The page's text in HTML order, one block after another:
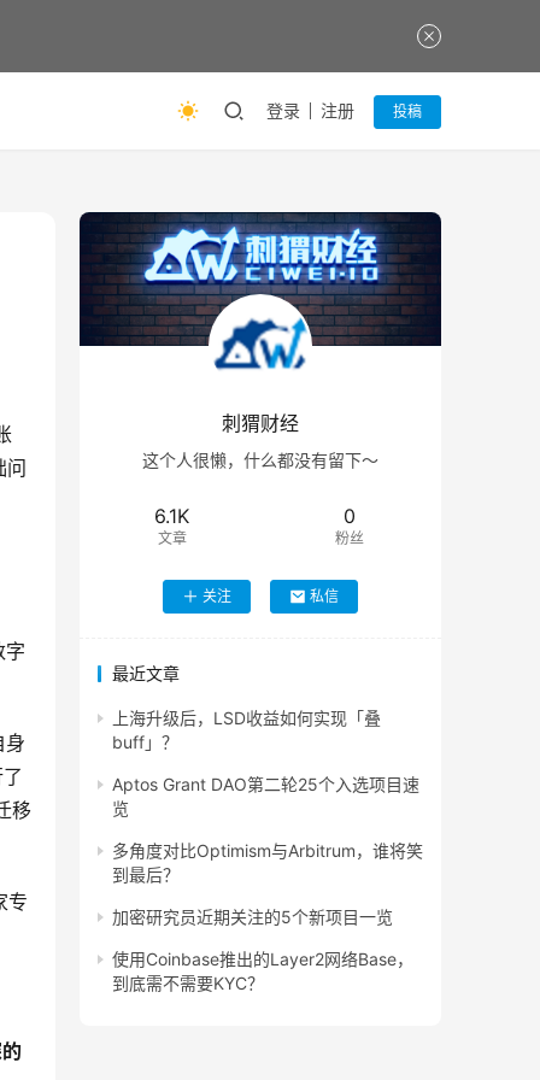
登录 注册 投稿
问
字
身
移
专
刺猬财经
这个人很懒，什么都没有留下～
6.1K
文章
0
粉丝
关注 私信
最近文章
上海升级后，LSD收益如何实现「叠
buff」？
Aptos Grant DAO第二轮25个入选项目速
览
多角度对比Optimism与Arbitrum，谁将笑
到最后？
加密研究员近期关注的5个新项目一览
使用Coinbase推出的Layer2网络Base，
到底需不需要KYC？